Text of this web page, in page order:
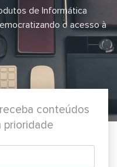
de Informática
o acesso à
conteúdos
prioridade